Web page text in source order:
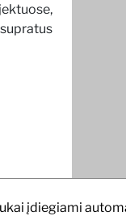
įdiegiami